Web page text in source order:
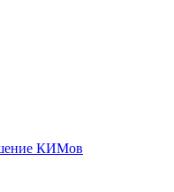
КИМов